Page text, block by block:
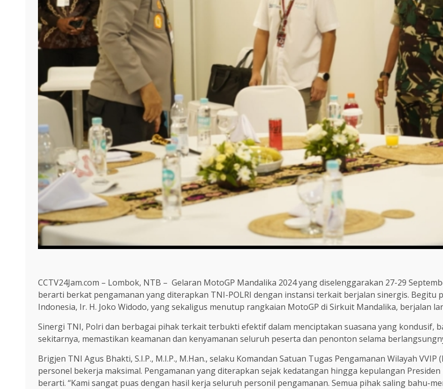
CCTV24Jam.com – Lombok, NTB – Gelaran MotoGP Mandalika 2024 yang diselenggarakan 27-29
berarti berkat pengamanan yang diterapkan TNI-POLRI dengan instansi terkait berjalan sinergis. Begitu
Indonesia, Ir. H. Joko Widodo, yang sekaligus menutup rangkaian MotoGP di Sirkuit Mandalika, berjalan
Sinergi TNI, Polri dan berbagai pihak terkait terbukti efektif dalam menciptakan suasana yang kondusif,
sekitarnya, memastikan keamanan dan kenyamanan seluruh peserta dan penonton selama
Brigjen TNI Agus Bhakti, S.I.P., M.I.P., M.Han., selaku Komandan Satuan Tugas Pengamanan Wilayah
personel bekerja maksimal. Pengamanan yang diterapkan sejak kedatangan hingga kepulangan
berarti. “Kami sangat puas dengan hasil kerja seluruh personil pengamanan. Semua pihak saling bahu-